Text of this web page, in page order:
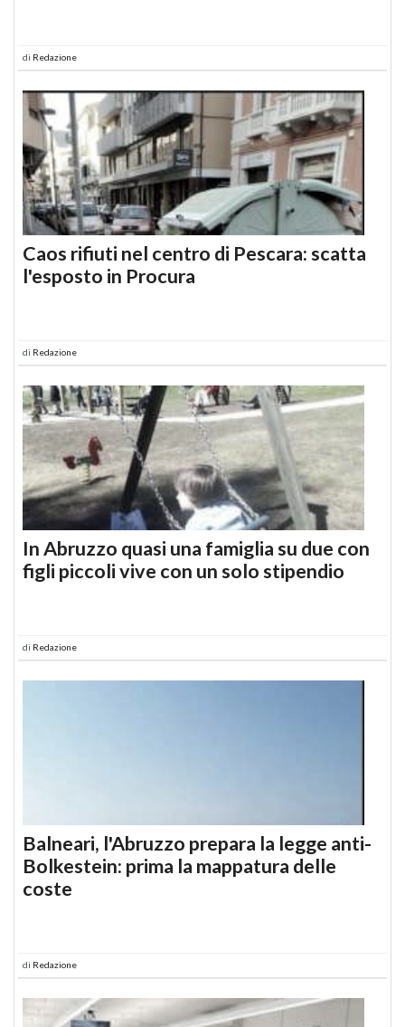
di Redazione
Caos rifiuti nel centro di Pescara: scatta
l'esposto in Procura
di Redazione
In Abruzzo quasi una famiglia su due con
figli piccoli vive con un solo stipendio
di Redazione
Balneari, l'Abruzzo prepara la legge anti-
Bolkestein: prima la mappatura delle
coste
di Redazione